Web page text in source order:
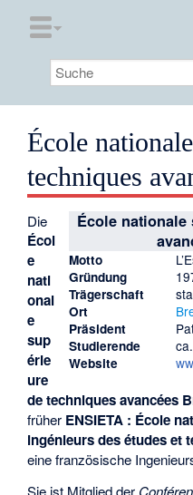
École
techniques
École nationale
Motto
Gründung
Trägerschaft
Ort
Präsident
Studierende
Website
Die
Écol
e
nati
onal
e
sup
érie
ure
de techniques avancées
früher ENSIETA : École
ingénieurs des études et
eine französische
Sie ist Mitglied der